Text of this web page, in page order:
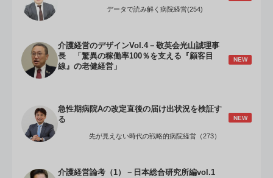
データで読み解く病院経営(254)
介護経営のデザインVol.4－敬英会光山誠理事
長 「驚異の稼働率100％を支える『顧客目
線』の老健経営」
NEW
急性期病院Aの改定直後の届け出状況を検証す
る
NEW
先が見えない時代の戦略的病院経営（273）
介護経営論考（1）－日本総合研究所編vol.1